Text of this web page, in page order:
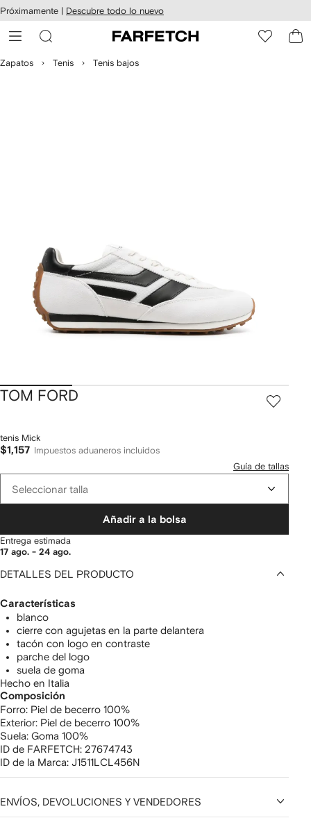
al
Próximamente | Descubre todo lo nuevo
Zapatos Tenis Tenis bajos
TOM FORD
tenis Mick
$1,157
Impuestos aduaneros incluidos
Guía de tallas
Seleccionar talla
Añadir a la bolsa
Entrega estimada
17 ago. - 24 ago.
DETALLES DEL PRODUCTO
Características
blanco
cierre con agujetas en la parte delantera
tacón con logo en contraste
parche del logo
suela de goma
Hecho en Italia
Composición
Forro: Piel de becerro 100%
Exterior: Piel de becerro 100%
Suela: Goma 100%
ID de FARFETCH: 27674743
ID de la Marca: J1511LCL456N
ENVÍOS, DEVOLUCIONES Y VENDEDORES